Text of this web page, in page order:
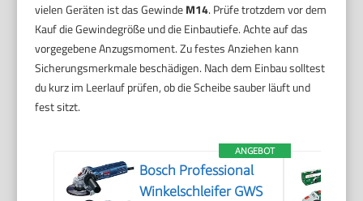
vielen Geräten ist das GewindeM14. Prüfe trotzdem vor dem
Kauf die Gewindegröße und die Einbautiefe. Achte auf das
vorgegebene Anzugsmoment. Zu festes Anziehen kann
Sicherungsmerkmale beschädigen. Nach dem Einbau solltest
du kurz im Leerlauf prüfen, ob die Scheibe sauber läuft und
fest sitzt.
ANGEBOT
Bosch Professional
Winkelschleifer GWS